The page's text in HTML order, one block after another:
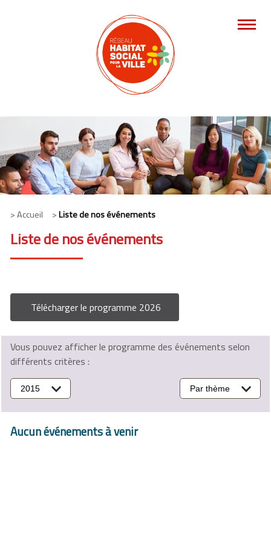
> Accueil >Liste de nos événements
Liste de nos événements
Télécharger le programme 2026
Vous pouvez afficher le programme des événements selon
différents critères :
2015 Par thème
Aucun événements à venir